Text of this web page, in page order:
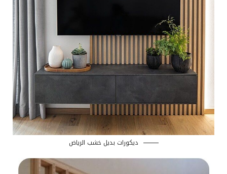
ديكورات بديل خشب الرياض